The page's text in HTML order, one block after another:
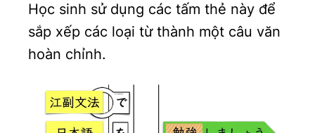
Học sinh sử dụng các tấm thẻ này để
sắp xếp các loại từ thành một câu văn
hoàn chỉnh.